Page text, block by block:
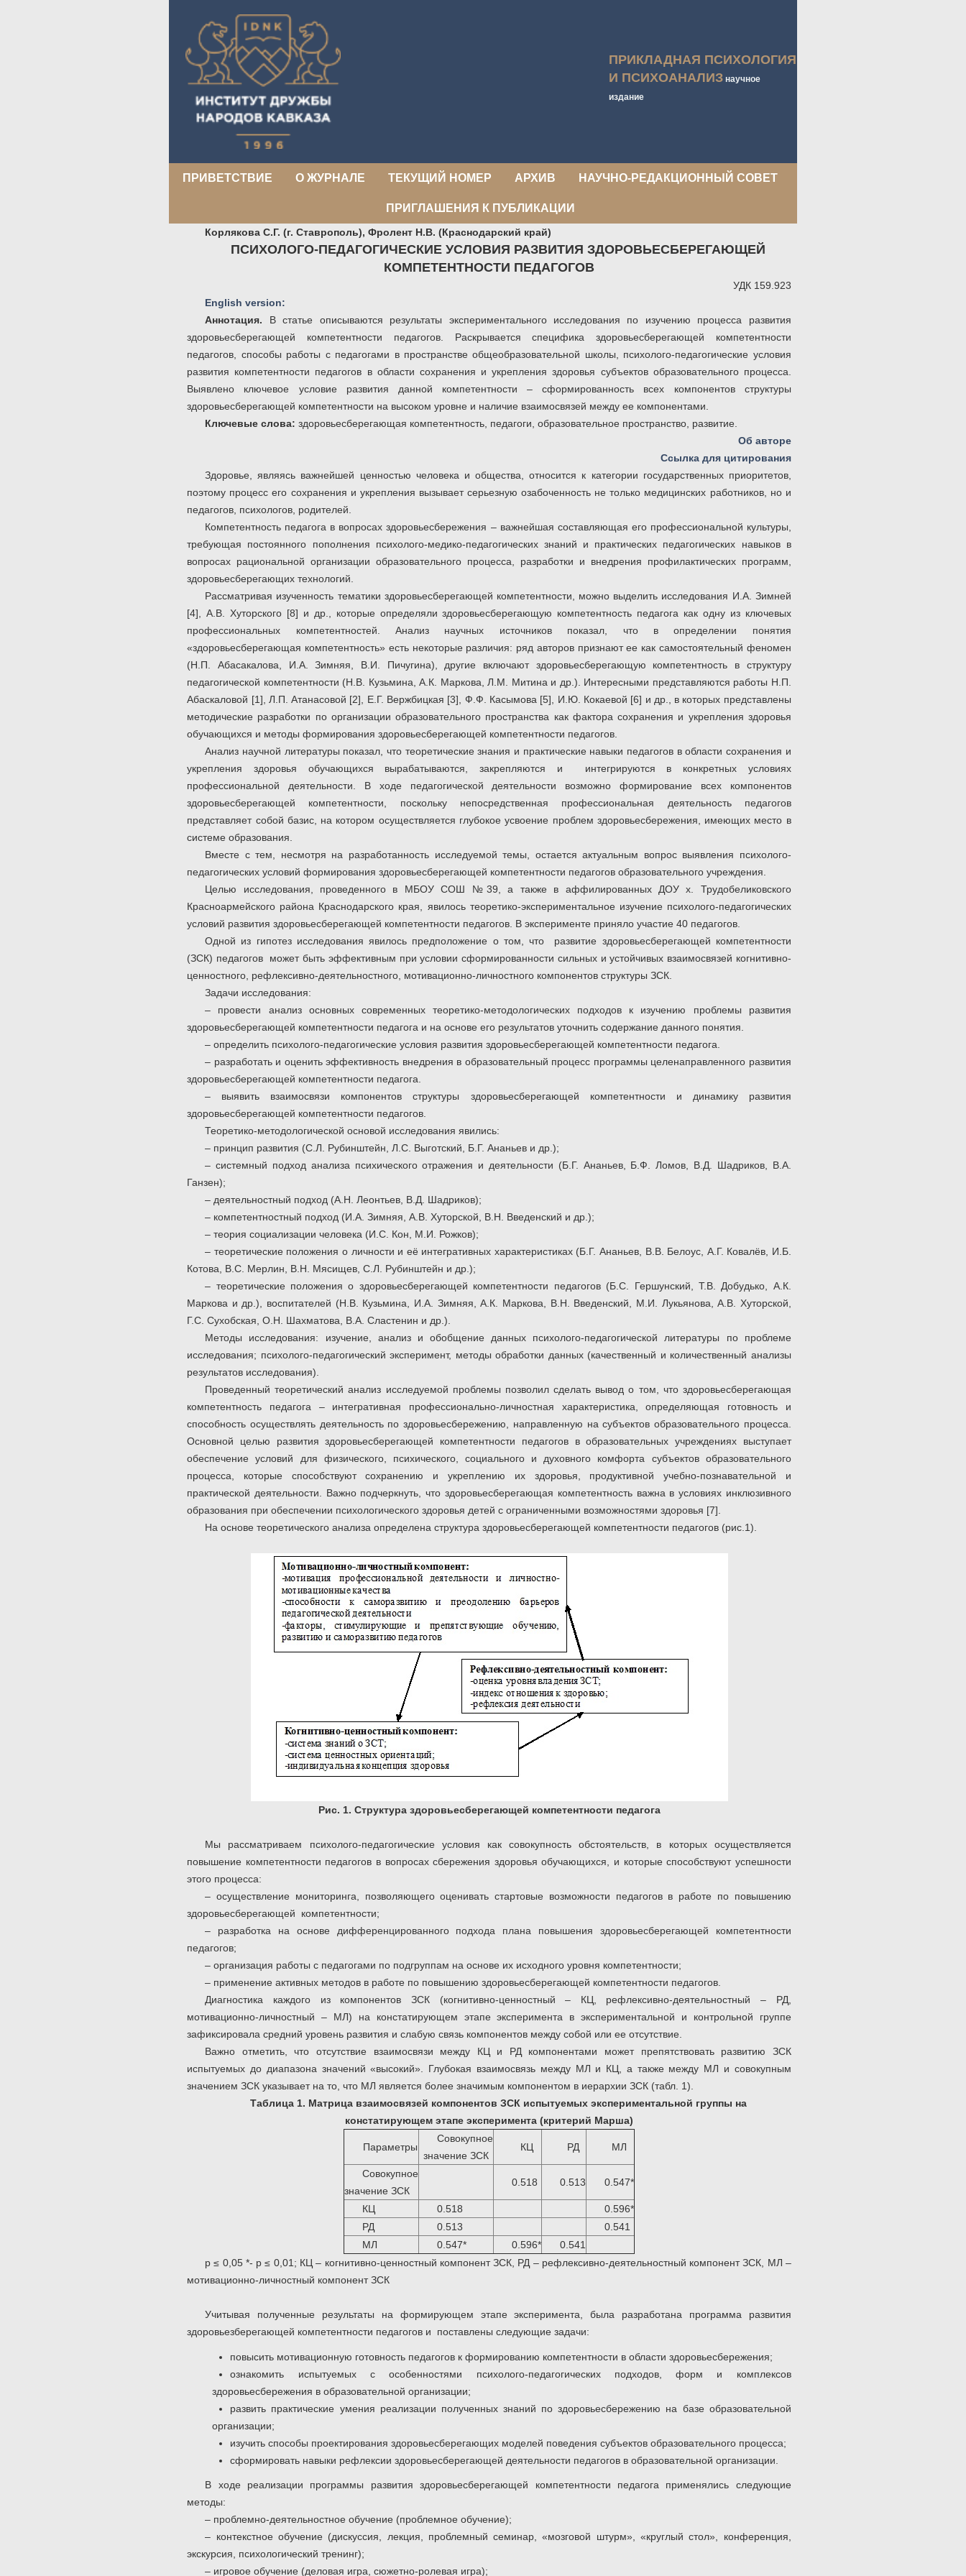
ПРИКЛАДНАЯ ПСИХОЛОГИЯ
И ПСИХОАНАЛИЗ научное
издание
ПРИВЕТСТВИЕ О ЖУРНАЛЕ ТЕКУЩИЙ НОМЕР АРХИВ НАУЧНО-РЕДАКЦИОННЫЙ СОВЕТ
ПРИГЛАШЕНИЯ К ПУБЛИКАЦИИ
Корлякова С.Г. (г. Ставрополь), Фролент Н.В. (Краснодарский край)
ПСИХОЛОГО-ПЕДАГОГИЧЕСКИЕ УСЛОВИЯ РАЗВИТИЯ ЗДОРОВЬЕСБЕРЕГАЮЩЕЙ
КОМПЕТЕНТНОСТИ ПЕДАГОГОВ
УДК 159.923
English version:
Аннотация. В статье описываются результаты экспериментального исследования по изучению процесса развития
здоровьесберегающей компетентности педагогов. Раскрывается специфика здоровьесберегающей компетентности
педагогов, способы работы с педагогами в пространстве общеобразовательной школы, психолого-педагогические условия
развития компетентности педагогов в области сохранения и укрепления здоровья субъектов образовательного процесса.
Выявлено ключевое условие развития данной компетентности – сформированность всех компонентов структуры
здоровьесберегающей компетентности на высоком уровне и наличие взаимосвязей между ее компонентами.
Ключевые слова:здоровьесберегающая компетентность, педагоги, образовательное пространство, развитие.
Об авторе
Ссылка для цитирования
Здоровье, являясь важнейшей ценностью человека и общества, относится к категории государственных приоритетов,
поэтому процесс его сохранения и укрепления вызывает серьезную озабоченность не только медицинских работников, но и
педагогов, психологов, родителей.
Компетентность педагога в вопросах здоровьесбережения – важнейшая составляющая его профессиональной культуры,
требующая постоянного пополнения психолого-медико-педагогических знаний и практических педагогических навыков в
вопросах рациональной организации образовательного процесса, разработки и внедрения профилактических программ,
здоровьесберегающих технологий.
Рассматривая изученность тематики здоровьесберегающей компетентности, можно выделить исследования И.А. Зимней
[4], А.В. Хуторского [8] и др., которые определяли здоровьесберегающую компетентность педагога как одну из ключевых
профессиональных компетентностей. Анализ научных источников показал, что в определении понятия
«здоровьесберегающая компетентность» есть некоторые различия: ряд авторов признают ее как самостоятельный феномен
(Н.П. Абасакалова, И.А. Зимняя, В.И. Пичугина), другие включают здоровьесберегающую компетентность в структуру
педагогической компетентности (Н.В. Кузьмина, А.К. Маркова, Л.М. Митина и др.). Интересными представляются работы Н.П.
Абаскаловой [1], Л.П. Атанасовой [2], Е.Г. Вержбицкая [3], Ф.Ф. Касымова [5], И.Ю. Кокаевой [6] и др., в которых представлены
методические разработки по организации образовательного пространства как фактора сохранения и укрепления здоровья
обучающихся и методы формирования здоровьесберегающей компетентности педагогов.
Анализ научной литературы показал, что теоретические знания и практические навыки педагогов в области сохранения и
укрепления здоровья обучающихся вырабатываются, закрепляются и интегрируются в конкретных условиях
профессиональной деятельности. В ходе педагогической деятельности возможно формирование всех компонентов
здоровьесберегающей компетентности, поскольку непосредственная профессиональная деятельность педагогов
представляет собой базис, на котором осуществляется глубокое усвоение проблем здоровьесбережения, имеющих место в
системе образования.
Вместе с тем, несмотря на разработанность исследуемой темы, остается актуальным вопрос выявления психолого-
педагогических условий формирования здоровьесберегающей компетентности педагогов образовательного учреждения.
Целью исследования, проведенного в
МБОУ СОШ №39, а также в аффилированных ДОУ х. Трудобеликовского
Красноармейского района Краснодарского края, явилось теоретико-экспериментальное изучение психолого-педагогических
условий развития здоровьесберегающей компетентности педагогов. В эксперименте приняло участие 40 педагогов.
Одной из гипотез исследования явилось предположение о том, что развитие здоровьесберегающей компетентности
(ЗСК) педагогов может быть эффективным при условии сформированности сильных и устойчивых взаимосвязей когнитивно-
ценностного, рефлексивно-деятельностного, мотивационно-личностного компонентов структуры ЗСК.
Задачи исследования:
– провести анализ основных современных теоретико-методологических подходов к изучению проблемы развития
здоровьесберегающей компетентности педагога и на основе его результатов уточнить содержание данного понятия.
– определить психолого-педагогические условия развития здоровьесберегающей компетентности педагога.
– разработать и оценить эффективность внедрения в образовательный процесс программы целенаправленного развития
здоровьесберегающей компетентности педагога.
– выявить взаимосвязи компонентов структуры здоровьесберегающей компетентности и динамику развития
здоровьесберегающей компетентности педагогов.
Теоретико-методологической основой исследования явились:
– принцип развития (С.Л. Рубинштейн, Л.С. Выготский, Б.Г. Ананьев и др.);
– системный подход анализа психического отражения и деятельности (Б.Г. Ананьев, Б.Ф. Ломов, В.Д. Шадриков, В.А.
Ганзен);
– деятельностный подход (А.Н. Леонтьев, В.Д. Шадриков);
– компетентностный подход (И.А. Зимняя, А.В. Хуторской, В.Н. Введенский и др.);
– теория социализации человека (И.С. Кон, М.И. Рожков);
– теоретические положения о личности и её интегративных характеристиках (Б.Г. Ананьев, В.В. Белоус, А.Г. Ковалёв, И.Б.
Котова, В.С. Мерлин, В.Н. Мясищев, С.Л. Рубинштейн и др.);
– теоретические положения о здоровьесберегающей компетентности педагогов (Б.С. Гершунский, Т.В. Добудько, А.К.
Маркова и др.), воспитателей (Н.В. Кузьмина, И.А. Зимняя, А.К. Маркова, В.Н. Введенский, М.И. Лукьянова, А.В. Хуторской,
Г.С. Сухобская, О.Н. Шахматова, В.А. Сластенин и др.).
Методы исследования: изучение, анализ и обобщение данных психолого-педагогической литературы по проблеме
исследования; психолого-педагогический эксперимент, методы обработки данных (качественный и количественный анализы
результатов исследования).
Проведенный теоретический анализ исследуемой проблемы позволил сделать вывод о том, что здоровьесберегающая
компетентность педагога – интегративная профессионально-личностная характеристика, определяющая готовность и
способность осуществлять деятельность по здоровьесбережению, направленную на субъектов образовательного процесса.
Основной целью развития здоровьесберегающей компетентности педагогов в образовательных учреждениях выступает
обеспечение условий для физического, психического, социального и духовного комфорта субъектов образовательного
процесса, которые способствуют сохранению и укреплению их здоровья, продуктивной учебно-познавательной и
практической деятельности. Важно подчеркнуть, что здоровьесберегающая компетентность важна в условиях инклюзивного
образования при обеспечении психологического здоровья детей с ограниченными возможностями здоровья [7].
На основе теоретического анализа определена структура здоровьесберегающей компетентности педагогов (рис.1).
Рис. 1. Структура здоровьесберегающей компетентности педагога
Мы рассматриваем психолого-педагогические условия как совокупность обстоятельств, в которых осуществляется
повышение компетентности педагогов в вопросах сбережения здоровья обучающихся, и которые способствуют успешности
этого процесса:
– осуществление мониторинга, позволяющего оценивать стартовые возможности педагогов в работе по повышению
здоровьесберегающей компетентности;
– разработка на основе дифференцированного подхода плана повышения здоровьесберегающей компетентности
педагогов;
– организация работы с педагогами по подгруппам на основе их исходного уровня компетентности;
– применение активных методов в работе по повышению здоровьесберегающей компетентности педагогов.
Диагностика каждого из компонентов ЗСК (когнитивно-ценностный – КЦ, рефлексивно-деятельностный – РД,
мотивационно-личностный – МЛ) на констатирующем этапе эксперимента в экспериментальной и контрольной группе
зафиксировала средний уровень развития и слабую связь компонентов между собой или ее отсутствие.
Важно отметить, что отсутствие взаимосвязи между КЦ и РД компонентами может препятствовать развитию ЗСК
испытуемых до диапазона значений «высокий». Глубокая взаимосвязь между МЛ и КЦ, а также между МЛ и совокупным
значением ЗСК указывает на то, что МЛ является более значимым компонентом в иерархии ЗСК (табл. 1).
Таблица 1. Матрица взаимосвязей компонентов ЗСК испытуемых экспериментальной группы на
констатирующем этапе эксперимента (критерий Марша)
Параметры
Совокупное
значение ЗСК
КЦ РД МЛ
Совокупное
значение ЗСК
0.518 0.513 0.547*
КЦ 0.518
0.596*
РД
0.513
0.541
МЛ
0.547* 0.596*
0.541
p ≤ 0,05 *- p ≤ 0,01; КЦ – когнитивно-ценностный компонент ЗСК, РД – рефлексивно-деятельностный компонент ЗСК, МЛ –
мотивационно-личностный компонент ЗСК
Учитывая полученные результаты на формирующем этапе эксперимента, была разработана программа развития
здоровьезберегающей компетентности педагогов и поставлены следующие задачи:
повысить мотивационную готовность педагогов к формированию компетентности в области здоровьесбережения;
ознакомить испытуемых с особенностями психолого-педагогических подходов, форм и комплексов
здоровьесбережения в образовательной организации;
развить практические умения реализации полученных знаний по здоровьесбережению на базе образовательной
организации;
изучить способы проектирования здоровьесберегающих моделей поведения субъектов образовательного процесса;
сформировать навыки рефлексии здоровьесберегающей деятельности педагогов в образовательной организации.
В ходе реализации программы развития здоровьесберегающей компетентности педагога применялись следующие
методы:
– проблемно-деятельностное обучение (проблемное обучение);
– контекстное обучение (дискуссия, лекция, проблемный семинар, «мозговой штурм», «круглый стол», конференция,
экскурсия, психологический тренинг);
– игровое обучение (деловая игра, сюжетно-ролевая игра);